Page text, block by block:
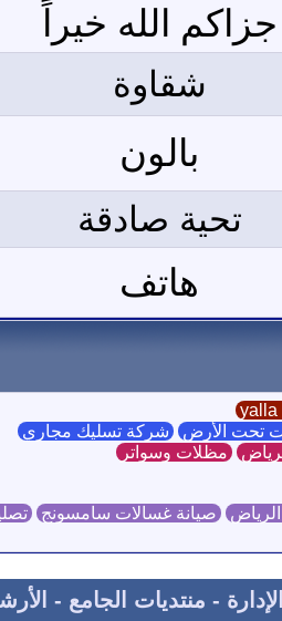
جزاكم الله خيراً
شقاوة
بالون
تحية صادقة
هاتف
تحت الأرض شركة تسليك مجاري
مظلات وسواتر
صيانة غسالات سامسونج
- منتديات الجامع -